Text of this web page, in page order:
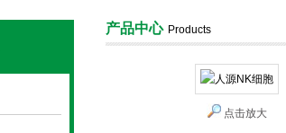
产品中心 Products
点击放大